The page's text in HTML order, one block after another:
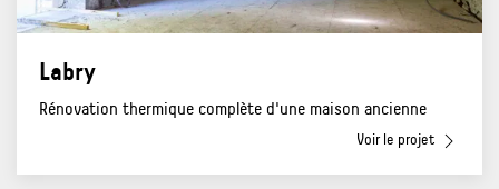
Labry
Rénovation thermique complète d'une maison ancienne
Voir le projet